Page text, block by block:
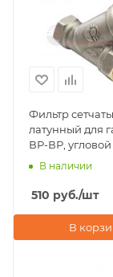
Фильтр
латунный для
ВР-ВР, угловой
пломбу, Valfex
В наличии
510 руб./шт
В